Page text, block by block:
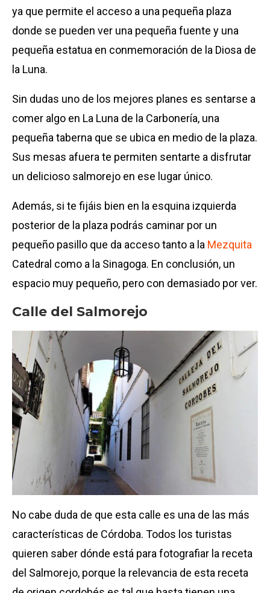
ya que permite el acceso a una pequeña plaza
donde se pueden ver una pequeña fuente y una
pequeña estatua en conmemoración de la Diosa de
la Luna.
Sin dudas uno de los mejores planes es sentarse a
comer algo en La Luna de la Carbonería, una
pequeña taberna que se ubica en medio de la plaza.
Sus mesas afuera te permiten sentarte a disfrutar
un delicioso salmorejo en ese lugar único.
Además, si te fijáis bien en la esquina izquierda
posterior de la plaza podrás caminar por un
pequeño pasillo que da acceso tanto a la Mezquita
Catedral como a la Sinagoga. En conclusión, un
espacio muy pequeño, pero con demasiado por ver.
Calle del Salmorejo
No cabe duda de que esta calle es una de las más
características de Córdoba. Todos los turistas
quieren saber dónde está para fotografiar la receta
del Salmorejo, porque la relevancia de esta receta